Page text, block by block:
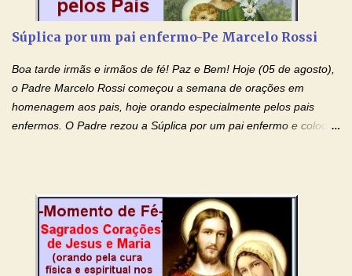
prejudicando a nossa família. Peço também que atenda, em
(apresente aqui o seu pedido...) Eu, desde já, agradeço de
coração, confiante que o Senhor me atenderá. Eu louvo o Pai por
ter nos dado o Senhor, Jesus, como presente de Páscoa. eu
agradeço de coração ao Espíri...
Súplica por um pai enfermo-Pe Marcelo Rossi
Boa tarde irmãs e irmãos de fé! Paz e Bem! Hoje (05 de agosto),
o Padre Marcelo Rossi começou a semana de orações em
homenagem aos pais, hoje orando especialmente pelos pais
enfermos. O Padre rezou a Súplica por um pai enfermo e colocou
de Nossa Senhora. Adriana dos Anjos-Devoção e Fé Mensagem
do Padre Marcelo Rossi por E-mail e Facebook: Como foi
anunciado ontem, entramos em uma semana de homenagens
aos nossos pais. Hoje nossas orações serão focadas nos pais